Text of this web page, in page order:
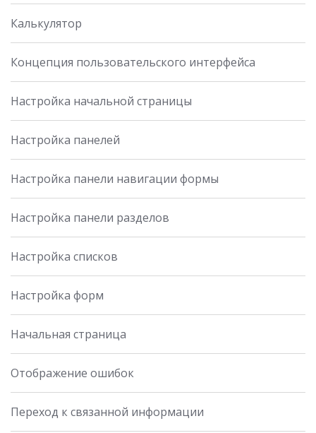
Калькулятор
Концепция пользовательского интерфейса
Настройка начальной страницы
Настройка панелей
Настройка панели навигации формы
Настройка панели разделов
Настройка списков
Настройка форм
Начальная страница
Отображение ошибок
Переход к связанной информации